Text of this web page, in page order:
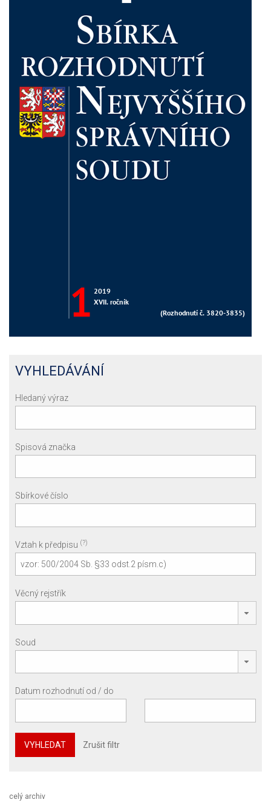
VYHLEDÁVÁNÍ
Hledaný výraz
Spisová značka
Sbírkové číslo
Vztah k předpisu (?)
Věcný rejstřík
Soud
Datum rozhodnutí od / do
VYHLEDAT Zrušit filtr
celý archiv